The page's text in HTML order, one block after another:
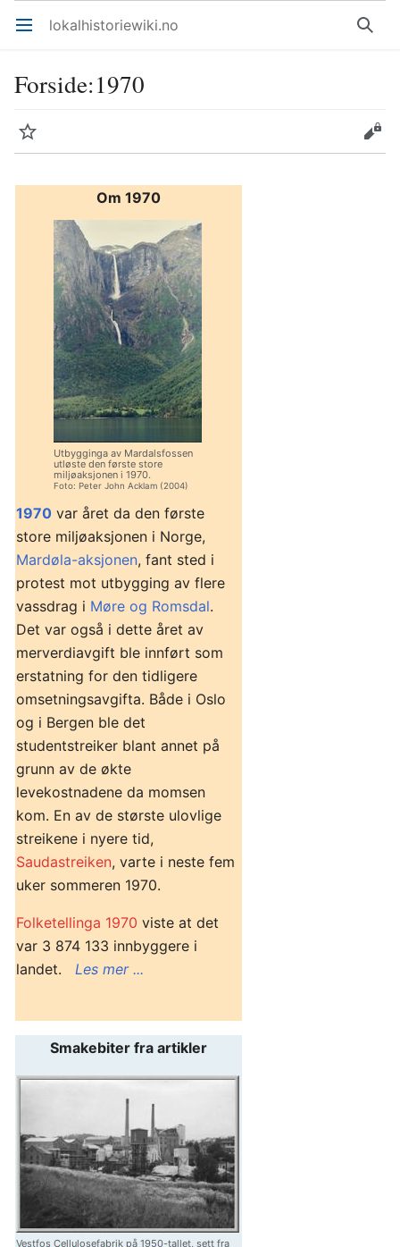
Åpne hovedmenyen lokalhistoriewiki.no Søk
Forside:1970
Overvåk Rediger
Om 1970
Utbygginga av Mardalsfossen
utløste den første store
miljøaksjonen i 1970.
Foto: Peter John Acklam (2004)
1970 var året da den første
store miljøaksjonen i Norge,
Mardøla-aksjonen, fant sted i
protest mot utbygging av flere
vassdrag i Møre og Romsdal.
Det var også i dette året av
merverdiavgift ble innført som
erstatning for den tidligere
omsetningsavgifta. Både i Oslo
og i Bergen ble det
studentstreiker blant annet på
grunn av de økte
levekostnadene da momsen
kom. En av de største ulovlige
streikene i nyere tid,
Saudastreiken, varte i neste fem
uker sommeren 1970.
Folketellinga 1970 viste at det
var 3 874 133 innbyggere i
landet. Les mer ...
Smakebiter fra artikler
Vestfos Cellulosefabrik på 1950-tallet, sett fra